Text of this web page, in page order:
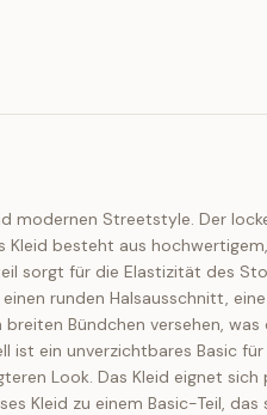
modernen Streetstyle. Der
Kleid besteht aus
sorgt für die Elastizität des
runden Halsausschnitt,
Bündchen versehen,
ist ein unverzichtbares Basic
Look. Das Kleid eignet
Kleid zu einem Basic-Teil,